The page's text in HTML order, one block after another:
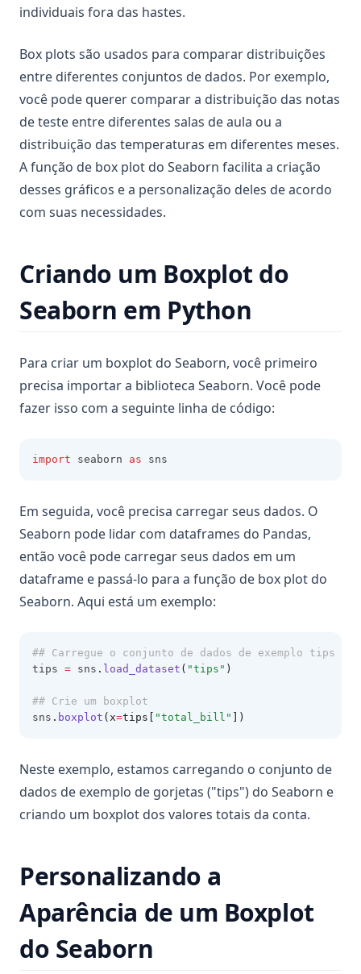
individuais fora das hastes.
Box plots são usados para comparar distribuições
entre diferentes conjuntos de dados. Por exemplo,
você pode querer comparar a distribuição das notas
de teste entre diferentes salas de aula ou a
distribuição das temperaturas em diferentes meses.
A função de box plot do Seaborn facilita a criação
desses gráficos e a personalização deles de acordo
com suas necessidades.
Criando um Boxplot do
Seaborn em Python
Para criar um boxplot do Seaborn, você primeiro
precisa importar a biblioteca Seaborn. Você pode
fazer isso com a seguinte linha de código:
import seaborn as sns
Em seguida, você precisa carregar seus dados. O
Seaborn pode lidar com dataframes do Pandas,
então você pode carregar seus dados em um
dataframe e passá-lo para a função de box plot do
Seaborn. Aqui está um exemplo:
## Carregue o conjunto de dados de exemplo tips
tips = sns . load_dataset ( "tips" )
## Crie um boxplot
sns . boxplot (x=tips[ "total_bill" ])
Neste exemplo, estamos carregando o conjunto de
dados de exemplo de gorjetas ("tips") do Seaborn e
criando um boxplot dos valores totais da conta.
Personalizando a
Aparência de um Boxplot
do Seaborn